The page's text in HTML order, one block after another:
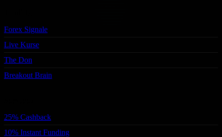
Forex Signale
Live Kurse
The Don
Breakout Brain
25% Cashback
10% Instant Funding